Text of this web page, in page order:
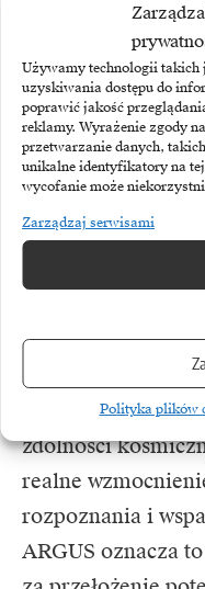
Używamy technologii
uzyskiwania dostępu do
poprawić jakość
reklamy. Wyrażenie zgody
przetwarzanie danych,
unikalne identyfikatory na
wycofanie może
Zarządzaj serwisami
Polityka plików
Wywiadu SAR.
konkursie
pod koniec 2025
czytelność
nawiązanie
„Wprowadzenie
operacyjnego to
suwerennych
satelitarnego Sił
To nie tylko
zdolności
realne
rozpoznania i
ARGUS oznacza